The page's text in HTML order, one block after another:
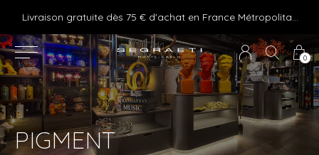
0
Livraison gratuite dès 75 € d'achat en France Métropolitaine et Monaco (hors mobilier)
PIGMENT